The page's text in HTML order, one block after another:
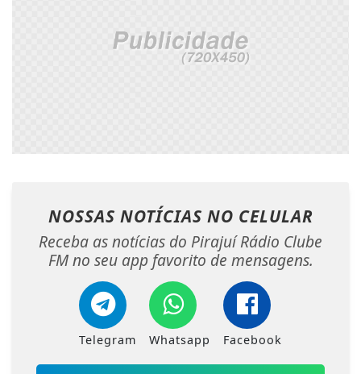
NOSSAS NOTÍCIAS NO CELULAR
Receba as notícias do Pirajuí Rádio Clube
FM no seu app favorito de mensagens.
Telegram Whatsapp Facebook